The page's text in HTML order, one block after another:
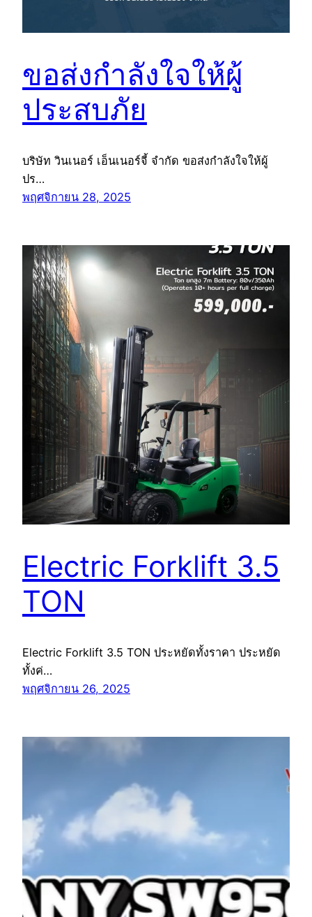
ขอส่งกำลังใจให้ผู้
ประสบภัย
บริษัท วินเนอร์ เอ็นเนอร์จี้ จำกัด ขอส่งกำลังใจให้ผู้
ปร…
พฤศจิกายน 28, 2025
Electric Forklift 3.5
TON
Electric Forklift 3.5 TON ประหยัดทั้งราคา ประหยัด
ทั้งค่…
พฤศจิกายน 26, 2025